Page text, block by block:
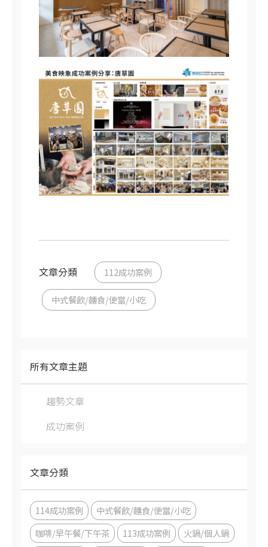
文章分類 112成功案例
中式餐飲/麵食/便當/小吃
所有文章主題
趨勢文章
成功案例
文章分類
114成功案例
中式餐飲/麵食/便當/小吃
咖啡/早午餐/下午茶
113成功案例
火鍋/個人鍋